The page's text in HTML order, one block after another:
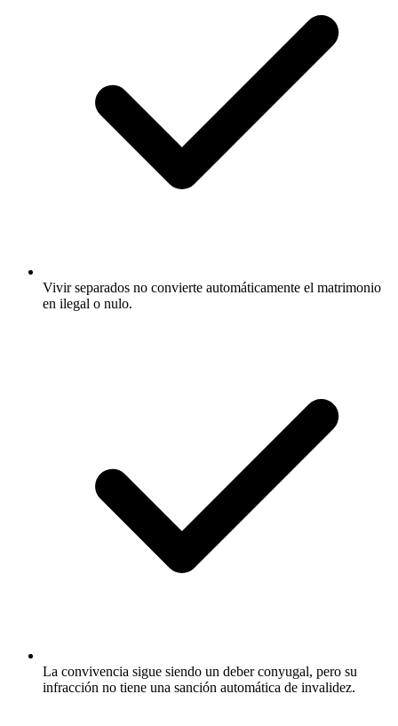
Vivir separados no convierte automáticamente el matrimonio
en ilegal o nulo.
La convivencia sigue siendo un deber conyugal, pero su
infracción no tiene una sanción automática de invalidez.